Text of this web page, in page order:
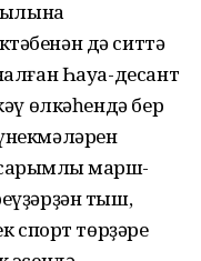
дә ситтә
Һауа-десант
өлкәһендә бер
марш-
тыш,
спорт төрҙәре